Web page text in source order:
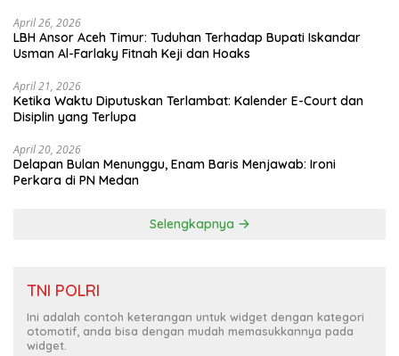
April 26, 2026
LBH Ansor Aceh Timur: Tuduhan Terhadap Bupati Iskandar
Usman Al-Farlaky Fitnah Keji dan Hoaks
April 21, 2026
Ketika Waktu Diputuskan Terlambat: Kalender E-Court dan
Disiplin yang Terlupa
April 20, 2026
Delapan Bulan Menunggu, Enam Baris Menjawab: Ironi
Perkara di PN Medan
Selengkapnya
TNI POLRI
Ini adalah contoh keterangan untuk widget dengan kategori
otomotif, anda bisa dengan mudah memasukkannya pada
widget.